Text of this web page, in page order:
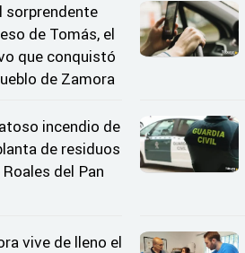
sorprendente
de Tomás, el
que conquistó
de Zamora
incendio de
de residuos
Roales del Pan
vive de lleno el